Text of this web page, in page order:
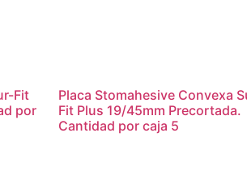
Fit
por
Placa Stomahesive Convexa
Fit Plus 19/45mm Precortada.
Cantidad por caja 5